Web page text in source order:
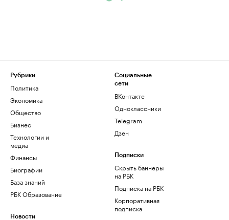
Рубрики
Политика
Экономика
Общество
Бизнес
Технологии и
медиа
Финансы
Биографии
База знаний
РБК Образование
Новости
Социальные
сети
ВКонтакте
Одноклассники
Telegram
Дзен
Подписки
Скрыть баннеры
на РБК
Подписка на РБК
Корпоративная
подписка